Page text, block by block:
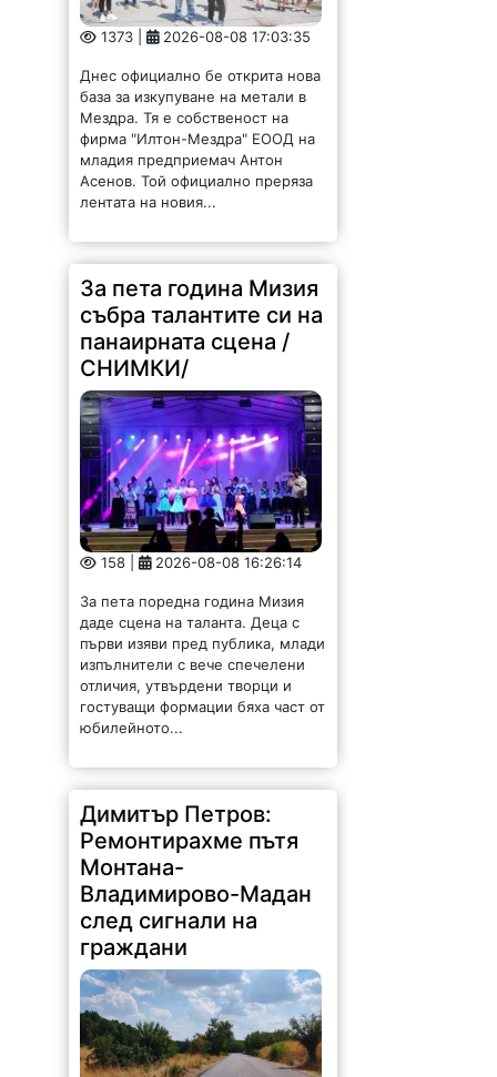
1373 | 2026-08-08 17:03:35
Днес официално бе открита нова
база за изкупуване на метали в
Мездра. Тя е собственост на
фирма "Илтон-Мездра" ЕООД на
младия предприемач Антон
Асенов. Той официално преряза
лентата на новия...
За пета година Мизия
събра талантите си на
панаирната сцена /
СНИМКИ/
158 | 2026-08-08 16:26:14
За пета поредна година Мизия
даде сцена на таланта. Деца с
първи изяви пред публика, млади
изпълнители с вече спечелени
отличия, утвърдени творци и
гостуващи формации бяха част от
юбилейното...
Димитър Петров:
Ремонтирахме пътя
Монтана-
Владимирово-Мадан
след сигнали на
граждани